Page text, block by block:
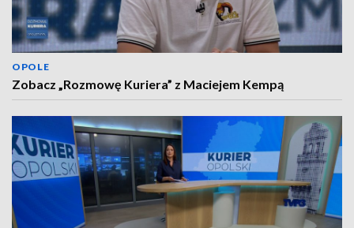
OPOLE
Zobacz „Rozmowę Kuriera” z Maciejem Kempą